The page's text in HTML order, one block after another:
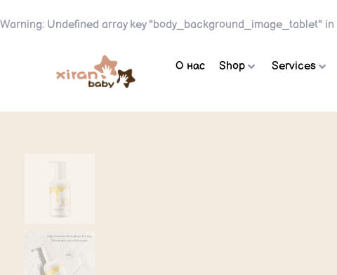
Warning: Undefined array key "body_background_image_tablet" in
О нас Shop Services